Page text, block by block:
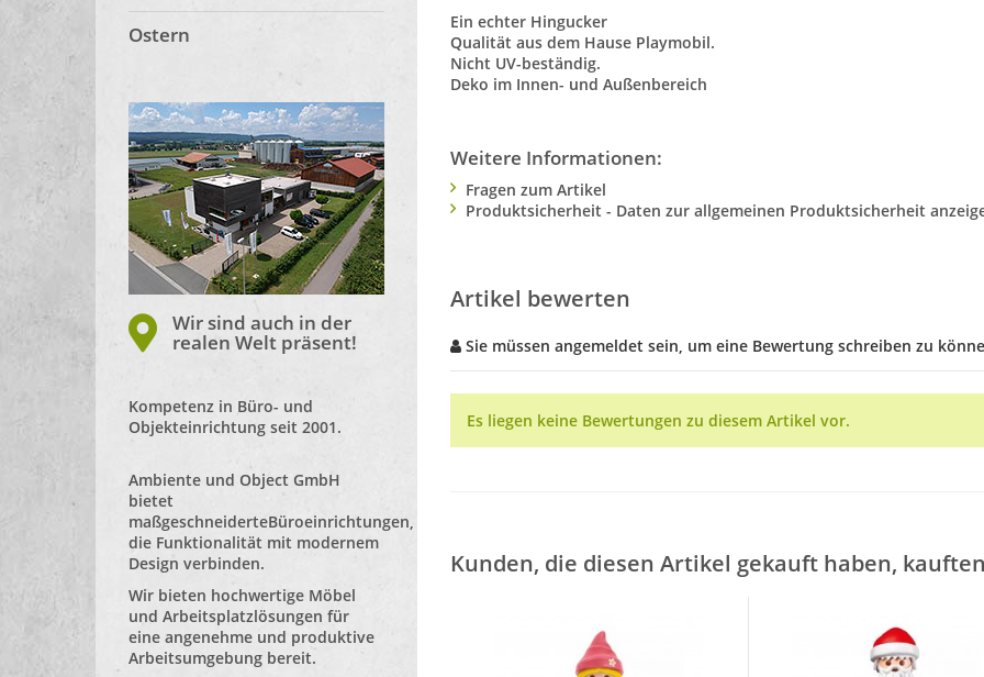
Ostern
Wir sind auch in der
realen Welt präsent!
Kompetenz in Büro- und
Objekteinrichtung seit 2001.
Ambiente und Object GmbH
bietet
maßgeschneiderteBüroeinrichtungen
die Funktionalität mit modernem
Design verbinden.
Wir bieten hochwertige Möbel
und Arbeitsplatzlösungen für
eine angenehme und produktive
Arbeitsumgebung bereit.
Ein echter Hingucker
Qualität aus dem Hause Playmobil.
Nicht UV-beständig.
Deko im Innen- und Außenbereich
Weitere Informationen:
Fragen zum Artikel
Produktsicherheit - Daten zur allgemeinen Produktsicherheit
Artikel bewerten
Sie müssen angemeldet sein, um eine Bewertung schreiben zu
Es liegen keine Bewertungen zu diesem Artikel vor.
Kunden, die diesen Artikel gekauft haben,